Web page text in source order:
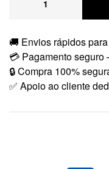
🚚 Envios rápidos
💳 Pagamento seguro
🔒 Compra 100%
✅ Apoio ao cliente